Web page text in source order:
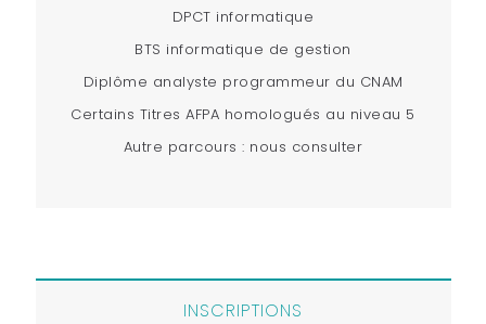
DPCT informatique
BTS informatique de gestion
Diplôme analyste programmeur du CNAM
Certains Titres AFPA homologués au niveau 5
Autre parcours : nous consulter
INSCRIPTIONS